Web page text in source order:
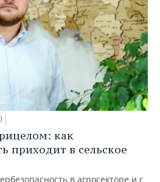
как
приходит в сельское
в агросекторе и с